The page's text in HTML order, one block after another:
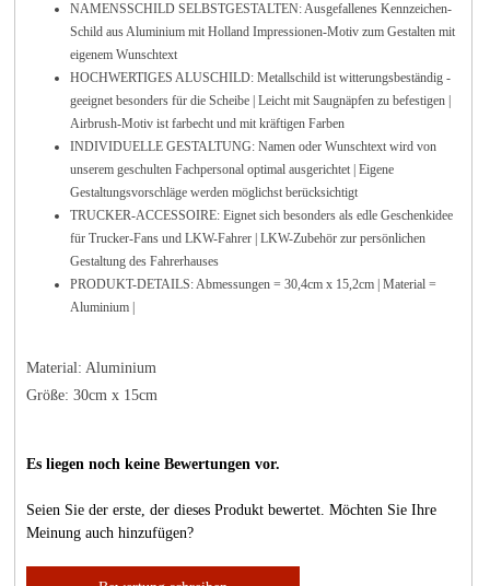
NAMENSSCHILD SELBSTGESTALTEN: Ausgefallenes Kennzeichen-
Schild aus Aluminium mit Holland Impressionen-Motiv zum Gestalten mit
eigenem Wunschtext
HOCHWERTIGES ALUSCHILD: Metallschild ist witterungsbeständig -
geeignet besonders für die Scheibe | Leicht mit Saugnäpfen zu befestigen |
Airbrush-Motiv ist farbecht und mit kräftigen Farben
INDIVIDUELLE GESTALTUNG: Namen oder Wunschtext wird von
unserem geschulten Fachpersonal optimal ausgerichtet | Eigene
Gestaltungsvorschläge werden möglichst berücksichtigt
TRUCKER-ACCESSOIRE: Eignet sich besonders als edle Geschenkidee
für Trucker-Fans und LKW-Fahrer | LKW-Zubehör zur persönlichen
Gestaltung des Fahrerhauses
PRODUKT-DETAILS: Abmessungen = 30,4cm x 15,2cm | Material =
Aluminium |
Material: Aluminium
Größe: 30cm x 15cm
Es liegen noch keine Bewertungen vor.
Seien Sie der erste, der dieses Produkt bewertet. Möchten Sie Ihre
Meinung auch hinzufügen?